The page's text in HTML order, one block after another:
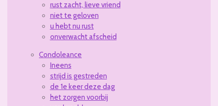
rust zacht, lieve vriend
niet te geloven
u hebt nu rust
onverwacht afscheid
Condoleance
Ineens
strijd is gestreden
de 1e keer deze dag
het zorgen voorbij